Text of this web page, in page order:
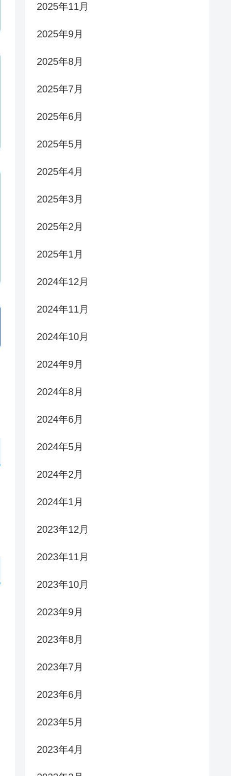
2025年11月
2025年9月
2025年8月
2025年7月
2025年6月
2025年5月
2025年4月
2025年3月
2025年2月
2025年1月
2024年12月
2024年11月
2024年10月
2024年9月
2024年8月
2024年6月
2024年5月
2024年2月
2024年1月
2023年12月
2023年11月
2023年10月
2023年9月
2023年8月
2023年7月
2023年6月
2023年5月
2023年4月